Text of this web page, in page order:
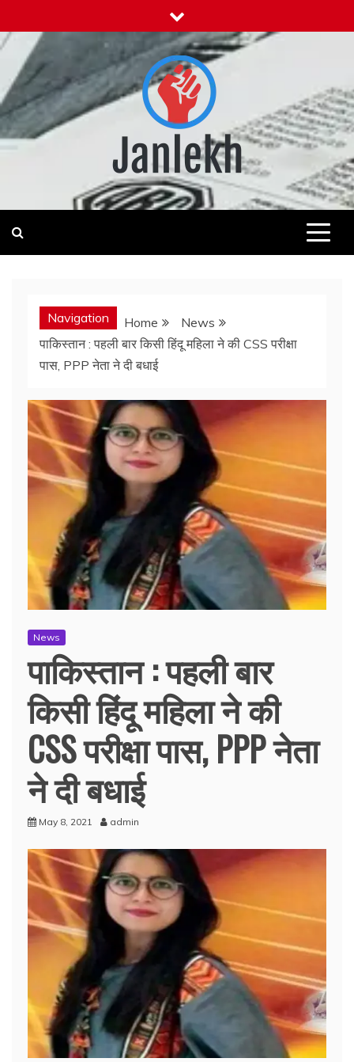
to
content
News for Public
Navigation Home
News
पाकिस्तान : पहली बार किसी हिंदू महिला ने की CSS परीक्षा
पास, PPP नेता ने दी बधाई
News
पाकिस्तान : पहली बार
किसी हिंदू महिला ने की
CSS परीक्षा पास, PPP नेता
ने दी बधाई
May 8, 2021 admin